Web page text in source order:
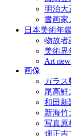
明治大
書画家
日本美術年
物故者
美術界
Art
画像
ガラス
尾高
和田新
新海竹
写真原
畑正吉